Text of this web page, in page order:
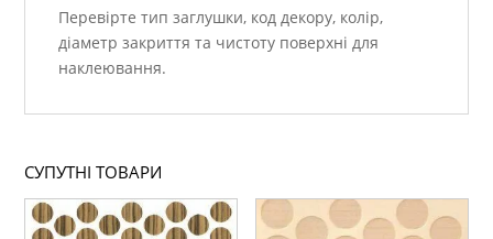
Перевірте тип заглушки, код декору, колір,
діаметр закриття та чистоту поверхні для
наклеювання.
СУПУТНІ ТОВАРИ